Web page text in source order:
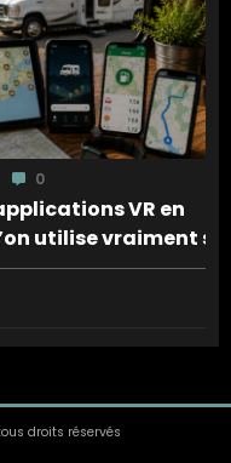
VR en
vraiment sur
droits réservés